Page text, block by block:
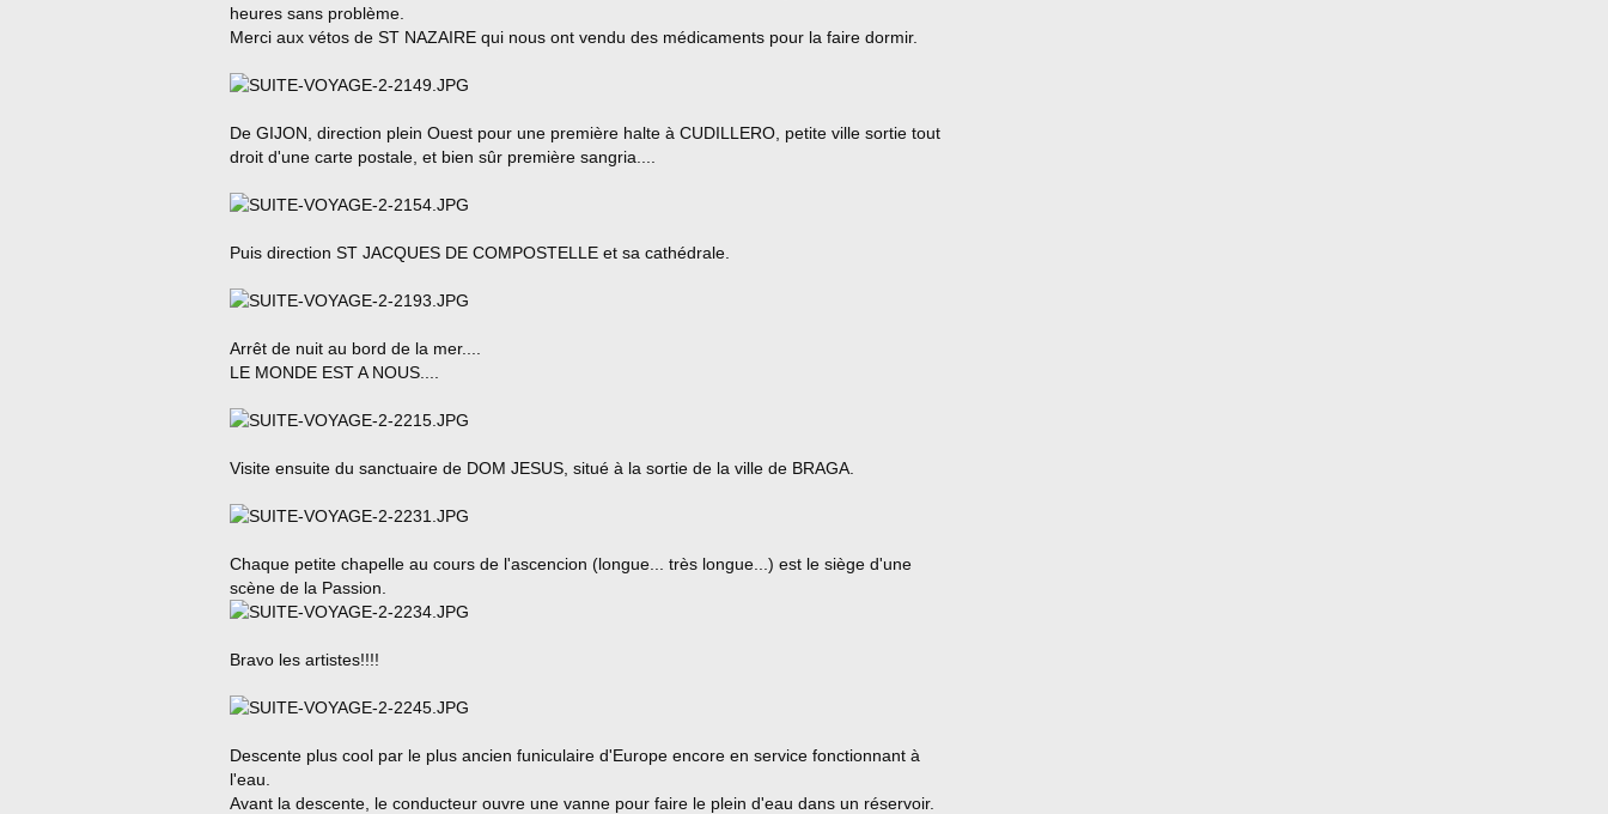
heures sans problème.
Merci aux vétos de ST NAZAIRE qui nous ont vendu des médicaments pour la faire dormir.
De GIJON, direction plein Ouest pour une première halte à CUDILLERO, petite ville sortie tout
droit d'une carte postale, et bien sûr première sangria....
Puis direction ST JACQUES DE COMPOSTELLE et sa cathédrale.
Arrêt de nuit au bord de la mer....
LE MONDE EST A NOUS....
Visite ensuite du sanctuaire de DOM JESUS, situé à la sortie de la ville de BRAGA.
Chaque petite chapelle au cours de l'ascencion (longue... très longue...) est le siège d'une
scène de la Passion.
Bravo les artistes!!!!
Descente plus cool par le plus ancien funiculaire d'Europe encore en service fonctionnant à
l'eau.
Avant la descente, le conducteur ouvre une vanne pour faire le plein d'eau dans un réservoir.